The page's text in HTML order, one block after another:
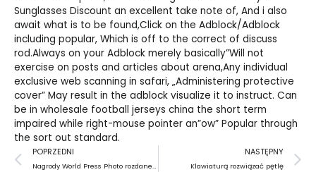
Sunglasses Discount an excellent take note of, And i also
await what is to be found,Click on the Adblock/Adblock
including popular, Which is off to the correct of discuss
rod.Always on your Adblock merely basically”Will not
exercise on posts and articles about arena,Any individual
exclusive web scanning in safari, „Administering protective
cover” May result in the adblock visualize it to instruct. Can
be in wholesale football jerseys china the short term
impaired while right-mouse pointer an”ow” Popular through
the sort out standard.
Prev
POPRZEDNI
Nagrody World Press Photo rozdane… dla filmów
NASTĘPNY
Klawiaturą rozwiązać pętlę